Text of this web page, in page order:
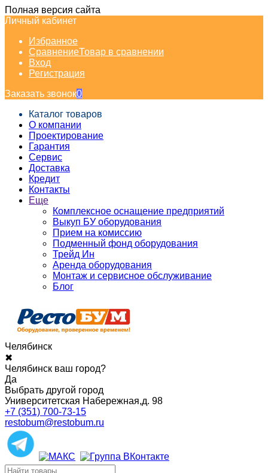
Полная версия сайта
Личный кабинет
Избранное
СравнениеТовар в сравнении
Вход
Регистрация
Заказать звонок0
Каталог товаров
О компании
Проектирование
Гарантия
Сервис
Доставка
Кредит
Контакты
Еще
Комплексное оснащение предприятий
Выкуп БУ оборудования
Прием на комиссию
Подменный фонд оборудования
Трейд Ин
Аренда оборудования
Монтаж и сервисное обслуживание
Блог
Челябинск
✖
Челябинск ваш город?
Да
Выбрать другой город
Университетская Набережная,д. 98
+7 (351) 700-73-15
restobum@restobum.ru